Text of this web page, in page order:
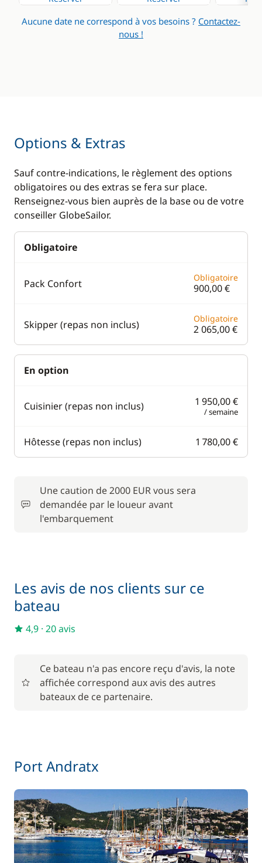
Dessalinisateur
Eau chaude
Aucune date ne correspond à vos besoins ? Contactez-
nous !
Options & Extras
Sauf contre-indications, le règlement des options
obligatoires ou des extras se fera sur place.
Renseignez-vous bien auprès de la base ou de votre
conseiller GlobeSailor.
Obligatoire
Pack Confort Obligatoire
900,00 €
Skipper (repas non inclus) Obligatoire
2 065,00 €
En option
Cuisinier (repas non inclus) 1 950,00 €
/ semaine
Hôtesse (repas non inclus) 1 780,00 €
Une caution de 2000 EUR vous sera
demandée par le loueur avant
l'embarquement
Les avis de nos clients sur ce
bateau
4,9 · 20 avis
Ce bateau n'a pas encore reçu d'avis, la note
affichée correspond aux avis des autres
bateaux de ce partenaire.
Port Andratx